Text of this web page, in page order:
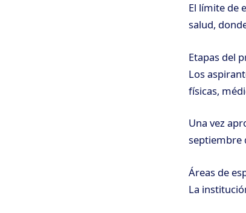
El límite de
salud,
Etapas del
Los
físicas,
Una vez
septiembre
Áreas de
La